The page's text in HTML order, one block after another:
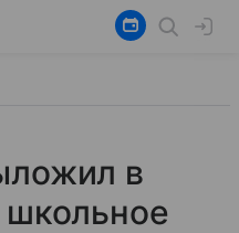
в
школьное